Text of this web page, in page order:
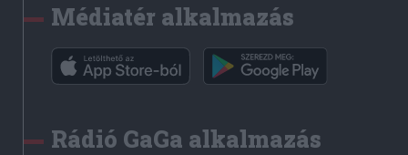
Médiatér alkalmazás
Rádió GaGa alkalmazás